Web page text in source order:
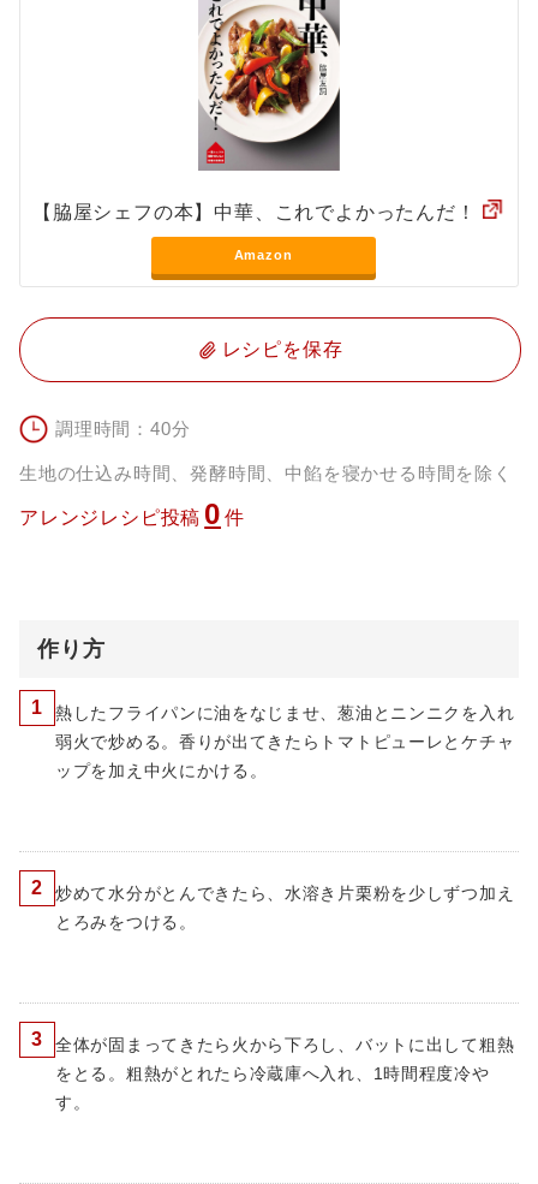
【脇屋シェフの本】中華、これでよかったんだ！
Amazon
レシピを保存
調理時間：40分
生地の仕込み時間、発酵時間、中餡を寝かせる時間を除く
アレンジレシピ投稿 0 件
作り方
1
熱したフライパンに油をなじませ、葱油とニンニクを入れ
弱火で炒める。香りが出てきたらトマトピューレとケチャ
ップを加え中火にかける。
2
炒めて水分がとんできたら、水溶き片栗粉を少しずつ加え
とろみをつける。
3
全体が固まってきたら火から下ろし、バットに出して粗熱
をとる。粗熱がとれたら冷蔵庫へ入れ、1時間程度冷や
す。